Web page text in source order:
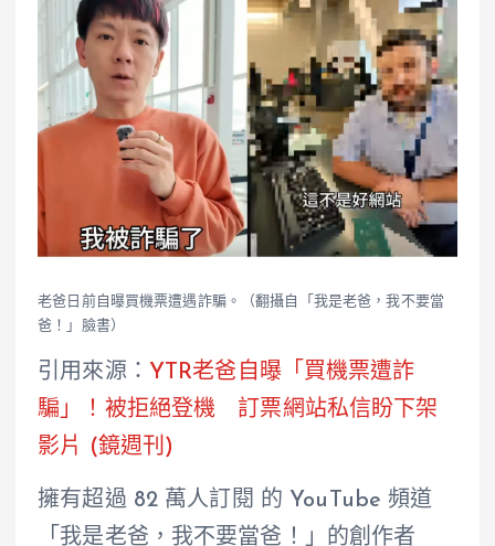
老爸日前自曝買機票遭遇詐騙。（翻攝自「我是老爸，我不要當
爸！」臉書）
引用來源： YTR老爸自曝「買機票遭詐
騙」！被拒絕登機 訂票網站私信盼下架
影片 (鏡週刊)
擁有超過 82 萬人訂閱 的 YouTube 頻道
「我是老爸，我不要當爸！」的創作者